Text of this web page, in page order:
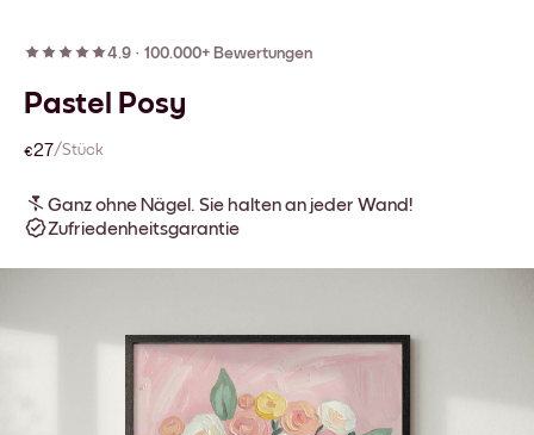
4.9 · 100.000+ Bewertungen
Pastel Posy
€27/Stück
Ganz ohne Nägel. Sie halten an jeder Wand!
Zufriedenheitsgarantie